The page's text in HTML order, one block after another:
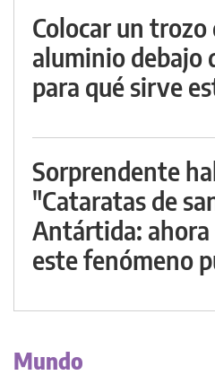
Colocar un trozo
aluminio debajo
para qué sirve
Sorprendente
"Cataratas de
Antártida: ahora
este fenómeno
Mundo